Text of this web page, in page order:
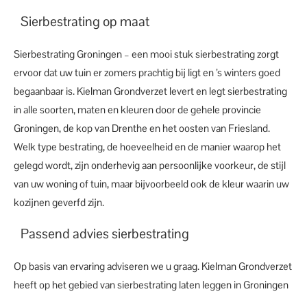
Sierbestrating op maat
Sierbestrating Groningen – een mooi stuk sierbestrating zorgt
ervoor dat uw tuin er zomers prachtig bij ligt en ’s winters goed
begaanbaar is. Kielman Grondverzet levert en legt sierbestrating
in alle soorten, maten en kleuren door de gehele provincie
Groningen, de kop van Drenthe en het oosten van Friesland.
Welk type bestrating, de hoeveelheid en de manier waarop het
gelegd wordt, zijn onderhevig aan persoonlijke voorkeur, de stijl
van uw woning of tuin, maar bijvoorbeeld ook de kleur waarin uw
kozijnen geverfd zijn.
Passend advies sierbestrating
Op basis van ervaring adviseren we u graag. Kielman Grondverzet
heeft op het gebied van sierbestrating laten leggen in Groningen